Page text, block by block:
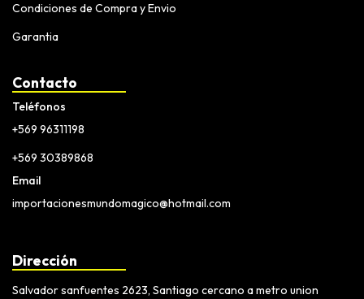
Condiciones de Compra y Envio
Garantia
Contacto
Teléfonos
+569 96311198
+569 30389868
Email
importacionesmundomagico@hotmail.com
Dirección
Salvador sanfuentes 2623, Santiago cercano a metro union